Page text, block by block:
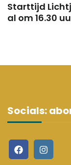
Starttijd
al om 16.30
Socials: